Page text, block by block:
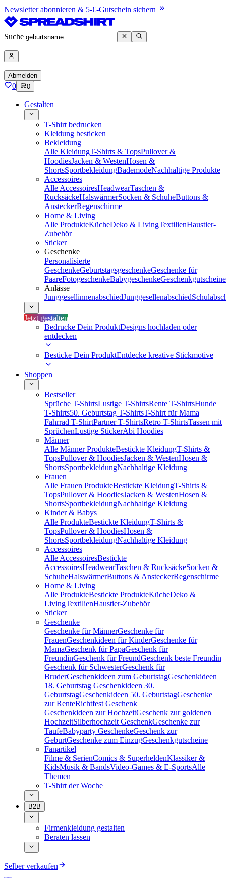
Newsletter abonnieren & 5-€-Gutschein sichern
Suche
Abmelden
0 0
Gestalten
T-Shirt bedrucken
Kleidung besticken
Bekleidung
Alle KleidungT-Shirts & TopsPullover &
HoodiesJacken & WestenHosen &
ShortsSportbekleidungBademodeNachhaltige Produkte
Accessoires
Alle AccessoiresHeadwearTaschen &
RucksäckeHalswärmerSocken & SchuheButtons &
AnsteckerRegenschirme
Home & Living
Alle ProdukteKücheDeko & LivingTextilienHaustier-
Zubehör
Sticker
Geschenke
Personalisierte
GeschenkeGeburtstagsgeschenkeGeschenke für
PaareFotogeschenkeBabygeschenkeGeschenkgutscheine
Anlässe
JunggesellinnenabschiedJunggesellenabschied
Jetzt gestalten
Bedrucke Dein ProduktDesigns hochladen oder
entdecken
Besticke Dein ProduktEntdecke kreative Stickmotive
Shoppen
Bestseller
Sprüche T-ShirtsLustige T-ShirtsRente T-ShirtsHunde
T-Shirts50. Geburtstag T-ShirtsT-Shirt für Mama
Fahrrad T-ShirtPartner T-ShirtsRetro T-ShirtsTassen mit
SprüchenLustige StickerAbi Hoodies
Männer
Alle Männer ProdukteBestickte KleidungT-Shirts &
TopsPullover & HoodiesJacken & WestenHosen &
ShortsSportbekleidungNachhaltige Kleidung
Frauen
Alle Frauen ProdukteBestickte KleidungT-Shirts &
TopsPullover & HoodiesJacken & WestenHosen &
ShortsSportbekleidungNachhaltige Kleidung
Kinder & Babys
Alle ProdukteBestickte KleidungT-Shirts &
TopsPullover & HoodiesHosen &
ShortsSportbekleidungNachhaltige Kleidung
Accessoires
Alle AccessoiresBestickte
AccessoiresHeadwearTaschen & RucksäckeSocken &
SchuheHalswärmerButtons & AnsteckerRegenschirme
Home & Living
Alle ProdukteBestickte ProdukteKücheDeko &
LivingTextilienHaustier-Zubehör
Sticker
Geschenke
Geschenke für MännerGeschenke für
FrauenGeschenkideen für KinderGeschenke für
MamaGeschenk für PapaGeschenk für
FreundinGeschenk für FreundGeschenk beste Freundin
Geschenk für SchwesterGeschenk für
BruderGeschenkideen zum GeburtstagGeschenkideen
18. Geburtstag Geschenkideen 30.
GeburtstagGeschenkideen 50. GeburtstagGeschenke
zur RenteRichtfest Geschenk
Geschenkideen zur HochzeitGeschenk zur goldenen
HochzeitSilberhochzeit GeschenkGeschenke zur
TaufeBabyparty GeschenkeGeschenk zur
GeburtGeschenke zum EinzugGeschenkgutscheine
Fanartikel
Filme & SerienComics & SuperheldenKlassiker &
KidsMusik & BandsVideo-Games & E-SportsAlle
Themen
T-Shirt der Woche
B2B
Firmenkleidung gestalten
Beraten lassen
Selber verkaufen